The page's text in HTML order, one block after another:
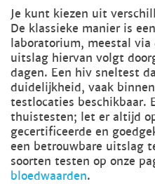
Je kunt kiezen uit
De klassieke manier is
laboratorium, meestal via
uitslag hiervan volgt
dagen. Een hiv sneltest
duidelijkheid, vaak
testlocaties beschikbaar.
thuistesten; let er altijd
gecertificeerde en
een betrouwbare uitslag
soorten testen op onze
bloedwaarden.